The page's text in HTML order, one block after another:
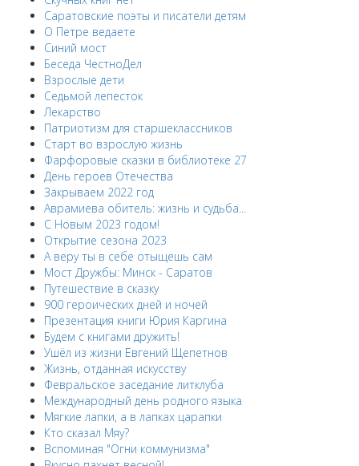
Саратовские поэты и писатели детям
О Петре ведаете
Синий мост
Беседа ЧестноДел
Взрослые дети
Седьмой лепесток
Лекарство
Патриотизм для старшеклассников
Старт во взрослую жизнь
Фарфоровые сказки в библиотеке 27
День героев Отечества
Закрываем 2022 год
Аврамиева обитель: жизнь и судьба...
С Новым 2023 годом!
Открытие сезона 2023
А веру ты в себе отыщешь сам
Мост Дружбы: Минск - Саратов
Путешествие в сказку
900 героических дней и ночей
Презентация книги Юрия Каргина
Будем с книгами дружить!
Ушёл из жизни Евгений Щепетнов
Жизнь, отданная искусству
Февральское заседание литклуба
Международный день родного языка
Мягкие лапки, а в лапках царапки
Кто сказал Мяу?
Вспоминая "Огни коммунизма"